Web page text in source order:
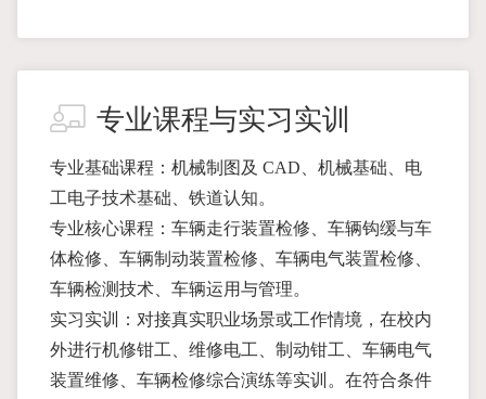
专业课程与实习实训
专业基础课程：机械制图及 CAD、机械基础、电
工电子技术基础、铁道认知。
专业核心课程：车辆走行装置检修、车辆钩缓与车
体检修、车辆制动装置检修、车辆电气装置检修、
车辆检测技术、车辆运用与管理。
实习实训：对接真实职业场景或工作情境，在校内
外进行机修钳工、维修电工、制动钳工、车辆电气
装置维修、车辆检修综合演练等实训。在符合条件